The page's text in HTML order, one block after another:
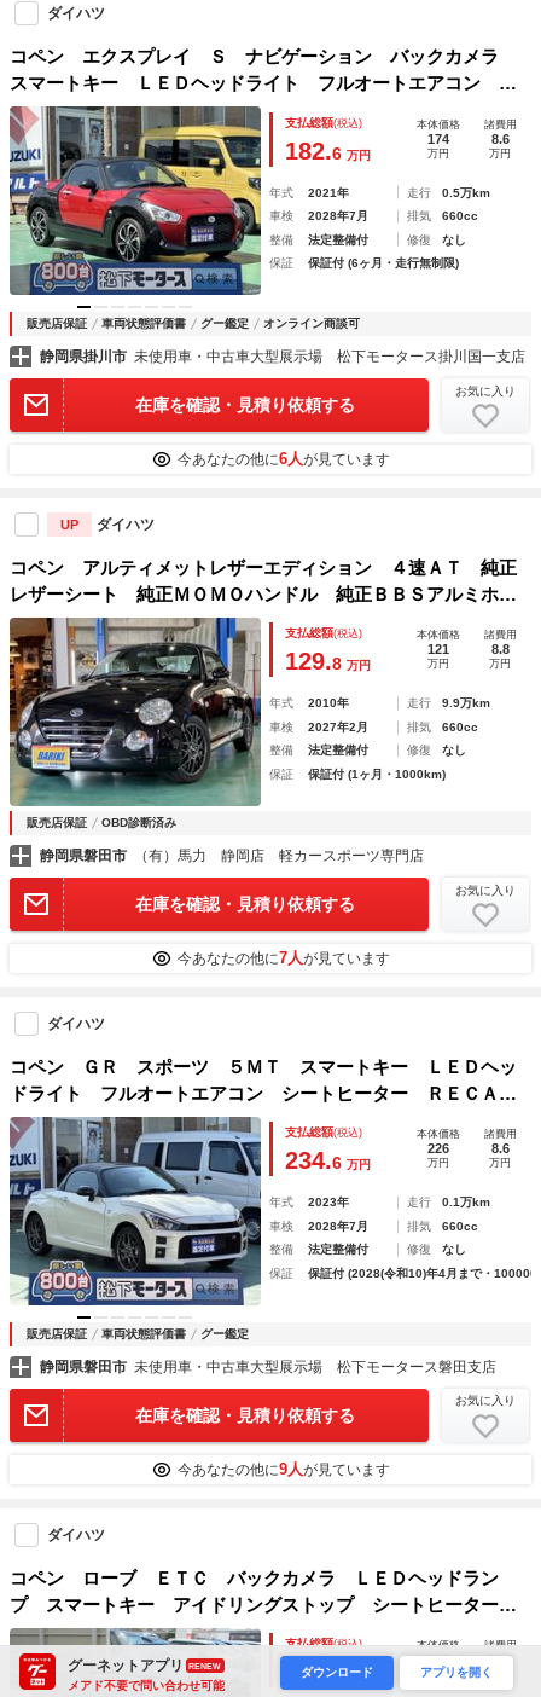
ダイハツ
コペン エクスプレイ Ｓ ナビゲーション バックカメラ
スマートキー ＬＥＤヘッドライト フルオートエアコン シ
ートヒーター ＲＥＣＡＲＯシート ＭＯＭＯハンドル アイ
ドリングストップ フォグランプ オートライト
支払総額(税込)
182.6 万円
本体価格
174
万円
諸費用
8.6
万円
年式 2021年 走行
0.5万km
車検
2028年7月 排気
660cc
整備
法定整備付 修復
なし
保証
保証付 (6ヶ月・走行無制限)
販売店保証 車両状態評価書 グー鑑定 オンライン商談可
静岡県掛川市 未使用車・中古車大型展示場 松下モータース掛川国一支店
在庫を確認・見積り依頼する
お気に入り
今あなたの他に6人が見ています
UP ダイハツ
コペン アルティメットレザーエディション ４速ＡＴ 純正
レザーシート 純正ＭＯＭＯハンドル 純正ＢＢＳアルミホイ
ール ビルシュタインサスペンション シートヒーター ＨＩ
Ｄヘッドライト ＥＴＣ ディスプレイオーディオ 屋内展示
車両
支払総額(税込)
129.8 万円
本体価格
121
万円
諸費用
8.8
万円
年式 2010年 走行
9.9万km
車検
2027年2月 排気
660cc
整備
法定整備付 修復
なし
保証
保証付 (1ヶ月・1000km)
販売店保証 OBD診断済み
静岡県磐田市 （有）馬力 静岡店 軽カースポーツ専門店
在庫を確認・見積り依頼する
お気に入り
今あなたの他に7人が見ています
ダイハツ
コペン ＧＲ スポーツ ５ＭＴ スマートキー ＬＥＤヘッ
ドライト フルオートエアコン シートヒーター ＲＥＣＡＲ
Ｏシート ＭＯＭＯハンドル ＢＢＳホイール オートライ
ト フォグランプ
支払総額(税込)
234.6 万円
本体価格
226
万円
諸費用
8.6
万円
年式 2023年 走行
0.1万km
車検
2028年7月 排気
660cc
整備
法定整備付 修復
なし
保証
保証付 (2028(令和10)年4月まで・
販売店保証 車両状態評価書 グー鑑定
静岡県磐田市 未使用車・中古車大型展示場 松下モータース磐田支店
在庫を確認・見積り依頼する
お気に入り
今あなたの他に9人が見ています
ダイハツ
コペン ローブ ＥＴＣ バックカメラ ＬＥＤヘッドラン
プ スマートキー アイドリングストップ シートヒーター
ＣＶＴ 盗難防止システム ＡＢＳ ＥＳＣ アルミホイー
ル 衝突安全ボディ エアコン パワーステアリング
支払総額(税込)
139.7万円
本体価格
129
万円
諸費用
10.7
グーネットアプリ RENEW
メアド不要で問い合わせ可能
ダウンロード アプリを開く